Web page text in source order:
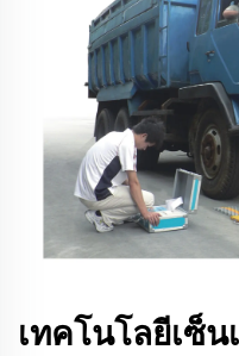
เทคโนโลยีเซ็